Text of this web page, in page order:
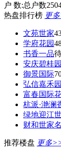
户 数:总户数
热盘排行榜 更
文苑世家
学府花园
书香一品
安庆碧桂
御景国际
弘信嘉禾园
富春国际
杭派·滟澜
绿地迎江
财和世家
推荐楼盘 更多